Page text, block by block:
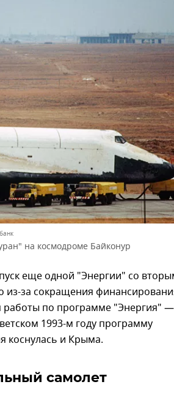
на космодроме Байконур
еще одной "Энергии" со
за сокращения
работы по программе "Энергия" —
1993-м году программу
коснулась и Крыма.
самолет